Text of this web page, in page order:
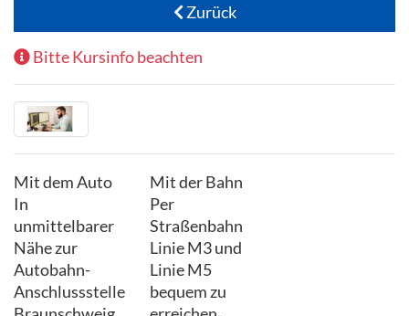
Zurück
Bitte Kursinfo beachten
Mit dem Auto
In
unmittelbarer
Nähe zur
Autobahn-
Anschlussstelle
Mit der Bahn
Per
Straßenbahn
Linie M3 und
Linie M5
bequem zu